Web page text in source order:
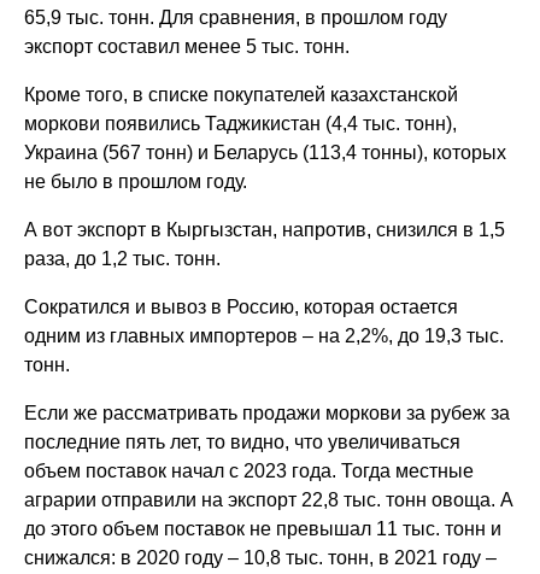
65,9 тыс. тонн. Для сравнения, в прошлом году
экспорт составил менее 5 тыс. тонн.
Кроме того, в списке покупателей казахстанской
моркови появились Таджикистан (4,4 тыс. тонн),
Украина (567 тонн) и Беларусь (113,4 тонны), которых
не было в прошлом году.
А вот экспорт в Кыргызстан, напротив, снизился в 1,5
раза, до 1,2 тыс. тонн.
Сократился и вывоз в Россию, которая остается
одним из главных импортеров – на 2,2%, до 19,3 тыс.
тонн.
Если же рассматривать продажи моркови за рубеж за
последние пять лет, то видно, что увеличиваться
объем поставок начал с 2023 года. Тогда местные
аграрии отправили на экспорт 22,8 тыс. тонн овоща. А
до этого объем поставок не превышал 11 тыс. тонн и
снижался: в 2020 году – 10,8 тыс. тонн, в 2021 году –